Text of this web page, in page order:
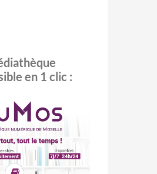
en 1 clic :